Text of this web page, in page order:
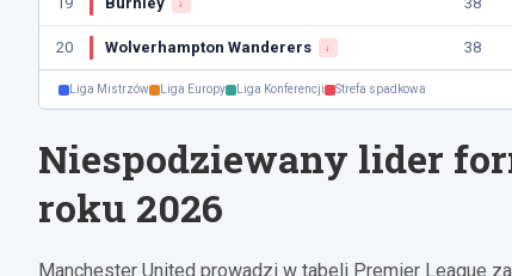
↓
20 Wolverhampton Wanderers ↓ 38
Liga Mistrzów Liga Europy Liga Konferencji Strefa spadkowa
Niespodziewany lider
roku 2026
Manchester United prowadzi w tabeli Premier League